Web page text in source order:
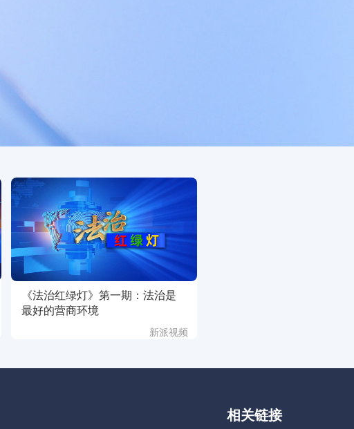
《法治红绿灯》第一期：法治是
最好的营商环境
新派视频
相关链接